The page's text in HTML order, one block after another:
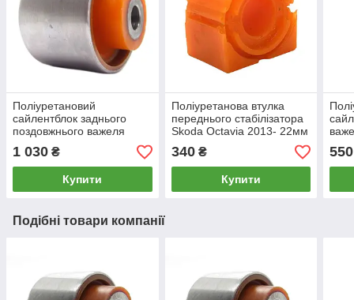
Поліуретановий
сайлентблок заднього
поздовжнього важеля
Skoda Octavia 2013-, PP-
0122
1 030 ₴
Купити
Поліуретанова втулка
переднього стабілізатора
Skoda Octavia 2013- 22мм
ПІД вироблення, PP-
0143P
340₴
Купити
550
Подібні товари компанії